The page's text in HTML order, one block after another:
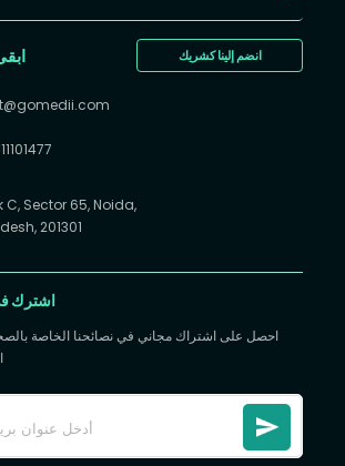
انضم إلينا كشريك
C, Sector 65, Noida,
201301
اشترك
احصل على اشتراك مجاني في نصائحنا الخاصة